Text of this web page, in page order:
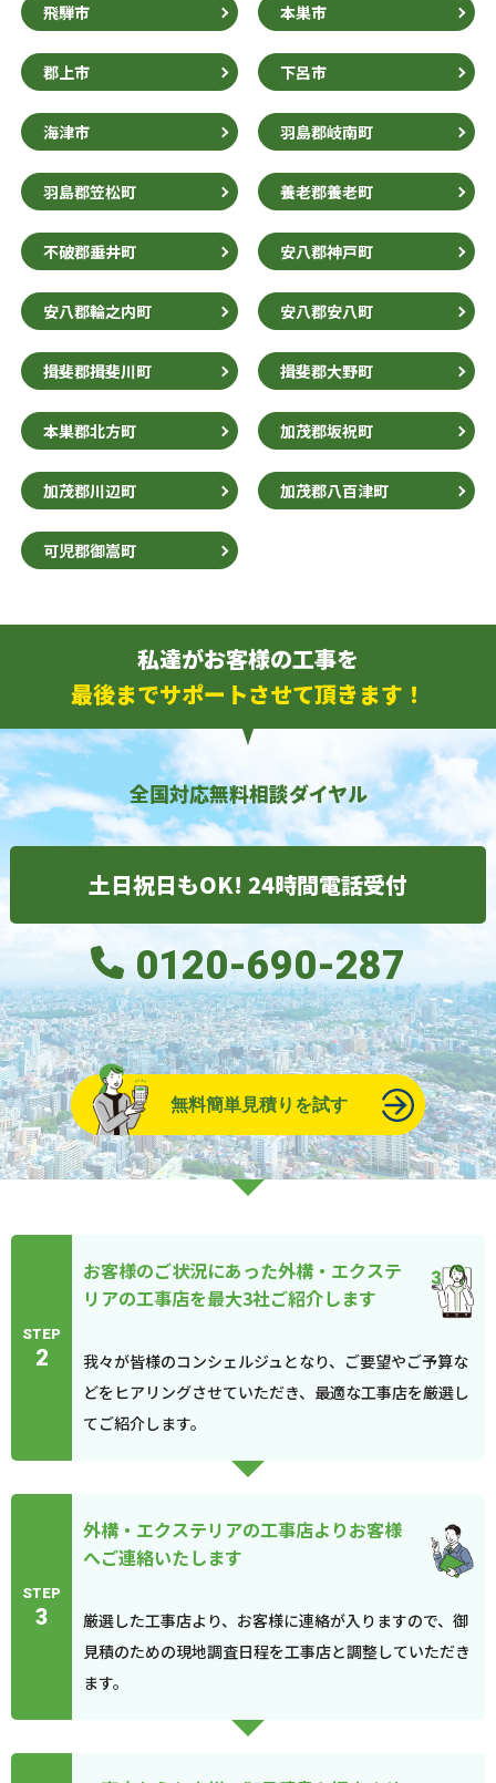
飛騨市 本巣市
郡上市 下呂市
海津市 羽島郡岐南町
羽島郡笠松町 養老郡養老町
不破郡垂井町 安八郡神戸町
安八郡輪之内町 安八郡安八町
揖斐郡揖斐川町 揖斐郡大野町
本巣郡北方町 加茂郡坂祝町
加茂郡川辺町 加茂郡八百津町
可児郡御嵩町
私達がお客様の工事を
最後までサポートさせて頂きます！
全国対応無料相談ダイヤル
土日祝日もOK! 24時間電話受付
0120-690-287
無料簡単見積りを試す
STEP
2
お客様のご状況にあった外構・エクステ
リアの工事店を最大3社ご紹介します
我々が皆様のコンシェルジュとなり、ご要望やご予算な
どをヒアリングさせていただき、最適な工事店を厳選し
てご紹介します。
STEP
3
外構・エクステリアの工事店よりお客様
へご連絡いたします
厳選した工事店より、お客様に連絡が入りますので、御
見積のための現地調査日程を工事店と調整していただき
ます。